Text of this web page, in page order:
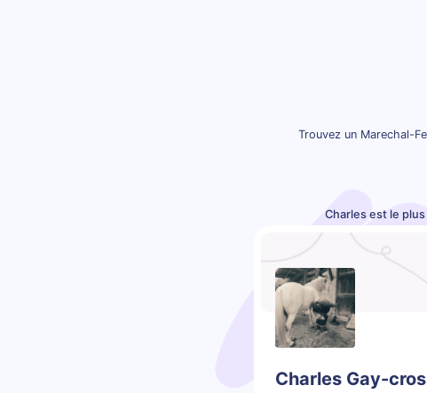
Trouvez un Marechal-
Charles est le
Charles Gay-